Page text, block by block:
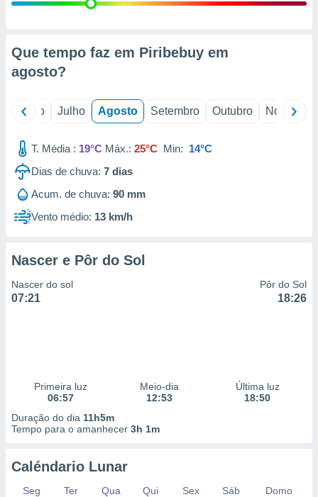
através
estudos
1199
Que tempo faz em Piribebuy em
agosto?
Junho Julho Agosto Setembro Outubro Novembro
T. Média : 19°C Máx.: 25°C Min: 14°C
Dias de chuva: 7 dias
Acum. de chuva: 90 mm
Vento médio: 13 km/h
Nascer e Pôr do Sol
Nascer do sol
07:21
Pôr do Sol
18:26
Primeira luz
06:57
Meio-dia
12:53
Última luz
18:50
Duração do dia 11h5m
Tempo para o amanhecer 3h 1m
Caléndario Lunar
Seg Ter Qua Qui Sex Sáb
Domo